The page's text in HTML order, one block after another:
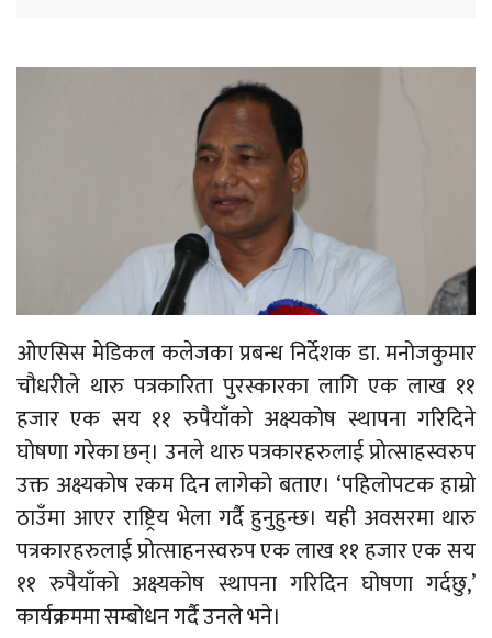
ओएसिस मेडिकल कलेजका प्रबन्ध निर्देशक डा. मनोजकुमार
चौधरीले थारु पत्रकारिता पुरस्कारका लागि एक लाख ११
हजार एक सय ११ रुपैयाँको अक्ष्यकोष स्थापना गरिदिने
घोषणा गरेका छन्। उनले थारु पत्रकारहरुलाई प्रोत्साहस्वरुप
उक्त अक्ष्यकोष रकम दिन लागेको बताए। ‘पहिलोपटक हाम्रो
ठाउँमा आएर राष्ट्रिय भेला गर्दै हुनुहुन्छ। यही अवसरमा थारु
पत्रकारहरुलाई प्रोत्साहनस्वरुप एक लाख ११ हजार एक सय
११ रुपैयाँको अक्ष्यकोष स्थापना गरिदिन घोषणा गर्दछु,’
कार्यक्रममा सम्बोधन गर्दै उनले भने।